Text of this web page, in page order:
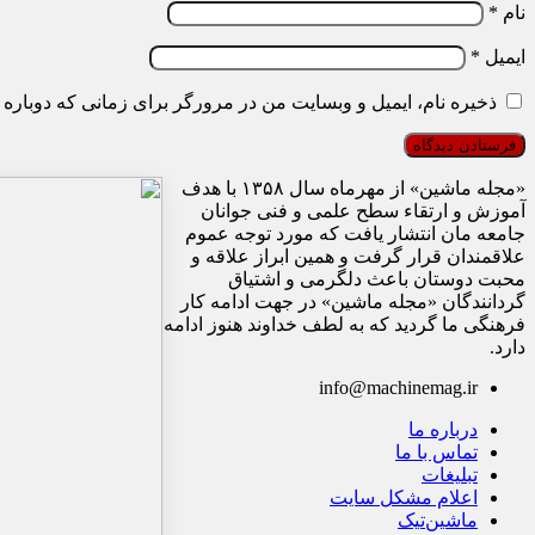
نام *
ایمیل *
ذخیره نام، ایمیل و وبسایت من در مرورگر برای زمانی که
«مجله ماشین» از مهرماه سال ۱۳۵۸ با هدف
آموزش و ارتقاء سطح علمی و فنی جوانان
جامعه مان انتشار یافت که مورد توجه عموم
علاقمندان قرار گرفت و همین ابراز علاقه و
محبت دوستان باعث دلگرمی و اشتیاق
گردانندگان «مجله ماشین» در جهت ادامه کار
فرهنگی ما گردید که به لطف خداوند هنوز ادامه
دارد.
info@machinemag.ir
درباره ما
تماس با ما
تبلیغات
اعلام مشکل سایت
ماشین‌تیک